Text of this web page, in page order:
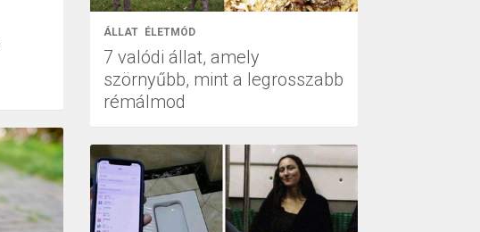
ÁLLAT ÉLETMÓD
7 valódi állat, amely
szörnyűbb, mint a legrosszabb
rémálmod